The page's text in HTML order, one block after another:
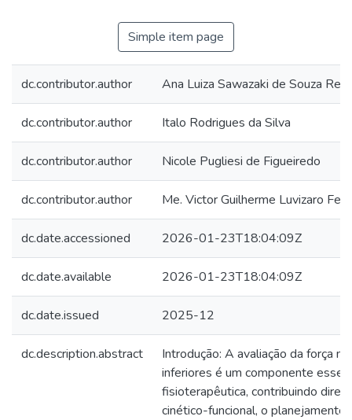
Simple item page
dc.contributor.author Ana Luiza Sawazaki de Souza
dc.contributor.author Italo Rodrigues da Silva
dc.contributor.author Nicole Pugliesi de Figueiredo
dc.contributor.author Me. Victor Guilherme Luvizaro
dc.date.accessioned 2026-01-23T18:04:09Z
dc.date.available 2026-01-23T18:04:09Z
dc.date.issued 2025-12
dc.description.abstract
Introdução: A avaliação da força
inferiores é um componente
fisioterapêutica, contribuindo
cinético-funcional, o